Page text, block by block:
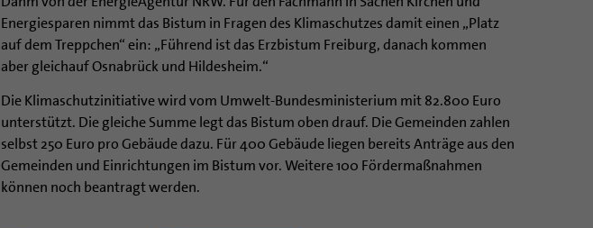
Energiesparen nimmt das Bistum in Fragen des Klimaschutzes damit einen „Platz
auf dem Treppchen“ ein: „Führend ist das Erzbistum Freiburg, danach kommen
aber gleichauf Osnabrück und Hildesheim.“
Die Klimaschutzinitiative wird vom Umwelt-Bundesministerium mit 82.800 Euro
unterstützt. Die gleiche Summe legt das Bistum oben drauf. Die Gemeinden zahlen
selbst 250 Euro pro Gebäude dazu. Für 400 Gebäude liegen bereits Anträge aus den
Gemeinden und Einrichtungen im Bistum vor. Weitere 100 Fördermaßnahmen
können noch beantragt werden.